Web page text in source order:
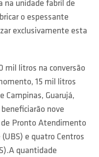
na unidade fabril de
o espessante
exclusivamente esta
mil litros na conversão
15 mil litros
Campinas, Guarujá,
nove
de Pronto Atendimento
(UBS) e quatro Centros
quantidade